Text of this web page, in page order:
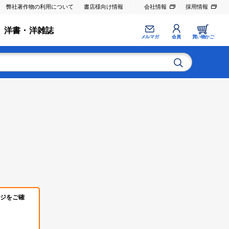
弊社著作物の利用について 書店様向け情報 会社情報 採用情報
洋書・洋雑誌
メルマガ 会員 買い物かご
をご確